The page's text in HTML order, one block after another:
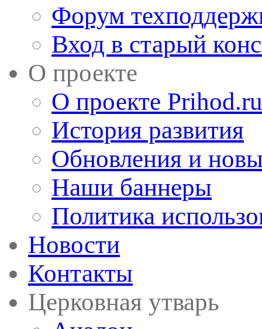
Форум
Вход в старый
О проекте
О проекте Prihod.ru
История развития
Обновления и
Наши баннеры
Политика
Новости
Контакты
Церковная утварь